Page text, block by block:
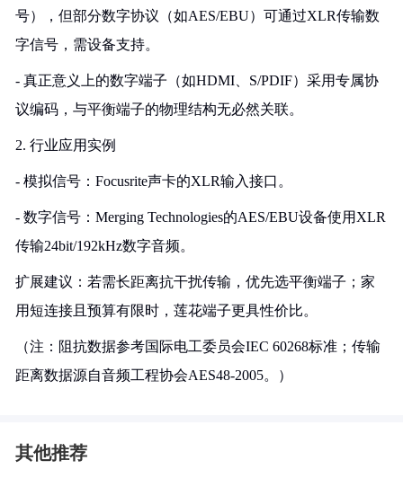
号），但部分数字协议（如AES/EBU）可通过XLR传输数
字信号，需设备支持。
- 真正意义上的数字端子（如HDMI、S/PDIF）采用专属协
议编码，与平衡端子的物理结构无必然关联。
2. 行业应用实例
- 模拟信号：Focusrite声卡的XLR输入接口。
- 数字信号：Merging Technologies的AES/EBU设备使用XLR
传输24bit/192kHz数字音频。
扩展建议：若需长距离抗干扰传输，优先选平衡端子；家
用短连接且预算有限时，莲花端子更具性价比。
（注：阻抗数据参考国际电工委员会IEC 60268标准；传输
距离数据源自音频工程协会AES48-2005。）
其他推荐